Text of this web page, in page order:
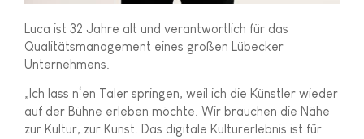
Luca ist 32 Jahre alt und verantwortlich für das
Qualitätsmanagement eines großen Lübecker
Unternehmens.
„Ich lass n‘en Taler springen, weil ich die Künstler wieder
auf der Bühne erleben möchte. Wir brauchen die Nähe
zur Kultur, zur Kunst. Das digitale Kulturerlebnis ist für